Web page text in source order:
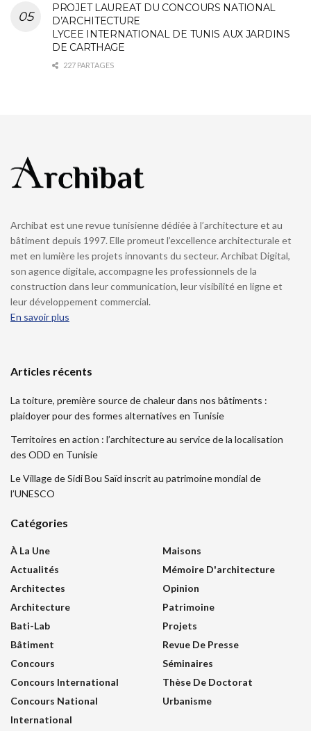
PROJET LAUREAT DU CONCOURS NATIONAL
D’ARCHITECTURE
LYCEE INTERNATIONAL DE TUNIS AUX JARDINS
DE CARTHAGE
227 PARTAGES
Archibat est une revue tunisienne dédiée à l’architecture et au
bâtiment depuis 1997. Elle promeut l’excellence architecturale et
met en lumière les projets innovants du secteur. Archibat Digital,
son agence digitale, accompagne les professionnels de la
construction dans leur communication, leur visibilité en ligne et
leur développement commercial.
En savoir plus
Articles récents
La toiture, première source de chaleur dans nos bâtiments :
plaidoyer pour des formes alternatives en Tunisie
Territoires en action : l’architecture au service de la localisation
des ODD en Tunisie
Le Village de Sidi Bou Saïd inscrit au patrimoine mondial de
l’UNESCO
Catégories
À La Une
Actualités
Architectes
Architecture
Bati-Lab
Bâtiment
Concours
Concours International
Concours National
International
Maisons
Mémoire D'architecture
Opinion
Patrimoine
Projets
Revue De Presse
Séminaires
Thèse De Doctorat
Urbanisme